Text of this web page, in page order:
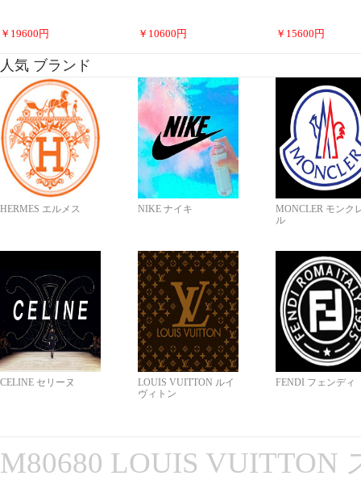
￥ 19600 円 ￥ 10600 円 ￥ 15600 円
人気 ブランド
HERMES エルメス NIKE ナイキ
MONCLER モンク
ル
CELINE セリーヌ
LOUIS VUITTON ルイ
ヴィトン
FENDI フェンディ
M80680 LOUIS VUITTON